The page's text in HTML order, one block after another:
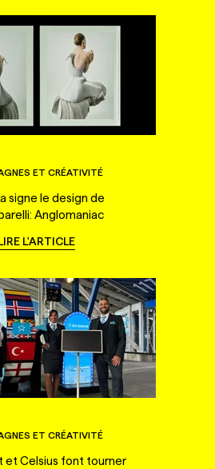
ET CRÉATIVITÉ
signe le design de
Anglomaniac
L'ARTICLE
ET CRÉATIVITÉ
et Celsius font tourner